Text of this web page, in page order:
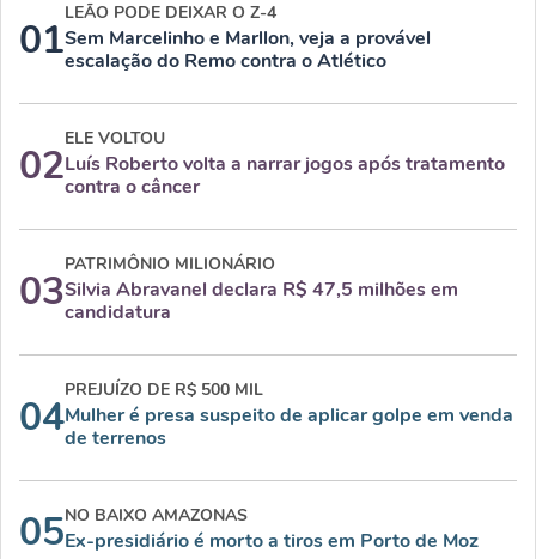
01
LEÃO PODE DEIXAR O Z-4
Sem Marcelinho e Marllon, veja a provável
escalação do Remo contra o Atlético
02
ELE VOLTOU
Luís Roberto volta a narrar jogos após tratamento
contra o câncer
03
PATRIMÔNIO MILIONÁRIO
Silvia Abravanel declara R$ 47,5 milhões em
candidatura
04
PREJUÍZO DE R$ 500 MIL
Mulher é presa suspeito de aplicar golpe em venda
de terrenos
05NO BAIXO AMAZONAS
Ex-presidiário é morto a tiros em Porto de Moz